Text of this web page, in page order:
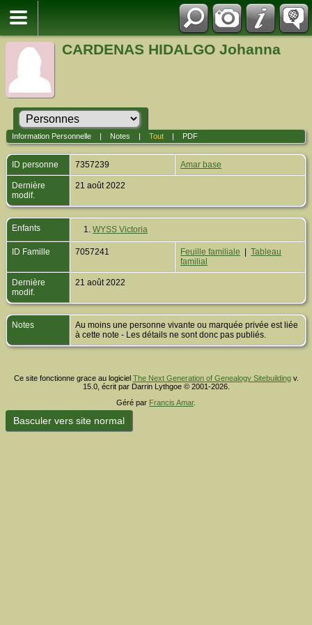
CARDENAS HIDALGO Johanna
Information Personnelle| Notes Tout| PDF
ID personne 7357239 Amar base
Dernière
modif.
21 août 2022
Enfants 1. WYSS Victoria
ID Famille 7057241 Feuille familiale
Tableau
familial
Dernière
modif.
21 août 2022
Notes
Au moins une personne vivante ou marquée privée est liée
à cette note - Les détails ne sont donc pas publiés.
Ce site fonctionne grace au logiciel The Next Generation of Genealogy Sitebuildingv.
15.0, écrit par Darrin Lythgoe © 2001-2026.
Géré par Francis Amar.
Basculer vers site normal